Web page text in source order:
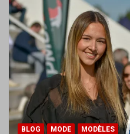
BLOG MODE MODÈLES